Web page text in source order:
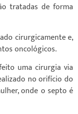
tratadas de forma
cirurgicamente e,
oncológicos.
uma cirurgia via
no orifício do
onde o septo é